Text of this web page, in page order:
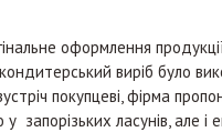
оформлення
виріб було
покупцеві, фірма
ласунів, але і